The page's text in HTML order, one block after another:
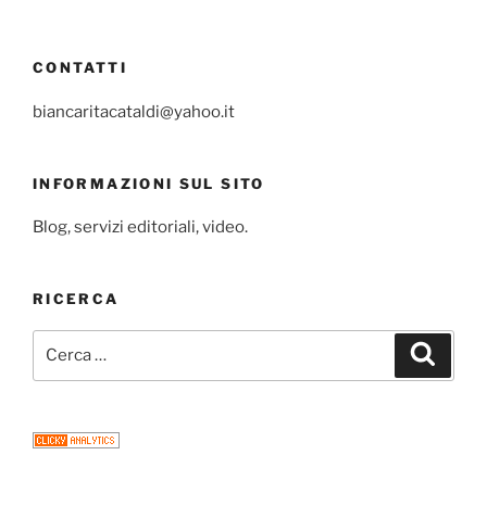
CONTATTI
biancaritacataldi@yahoo.it
INFORMAZIONI SUL SITO
Blog, servizi editoriali, video.
RICERCA